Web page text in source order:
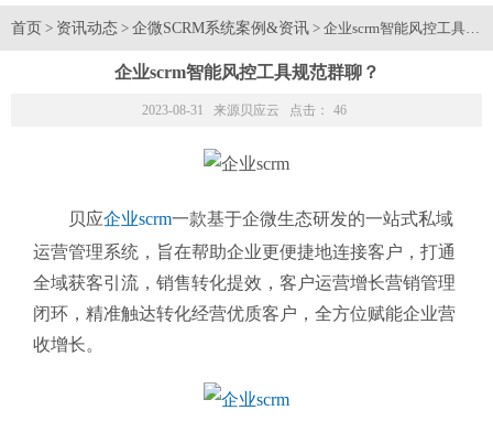
首页 > 资讯动态 > 企微SCRM系统案例&资讯 > 企业scrm智能风控工具规
企业scrm智能风控工具规范群聊？
2023-08-31 来源 贝应云 点击： 46
贝应企业scrm一款基于企微生态研发的一站式私域
运营管理系统，旨在帮助企业更便捷地连接客户，打通
全域获客引流，销售转化提效，客户运营增长营销管理
闭环，精准触达转化经营优质客户，全方位赋能企业营
收增长。